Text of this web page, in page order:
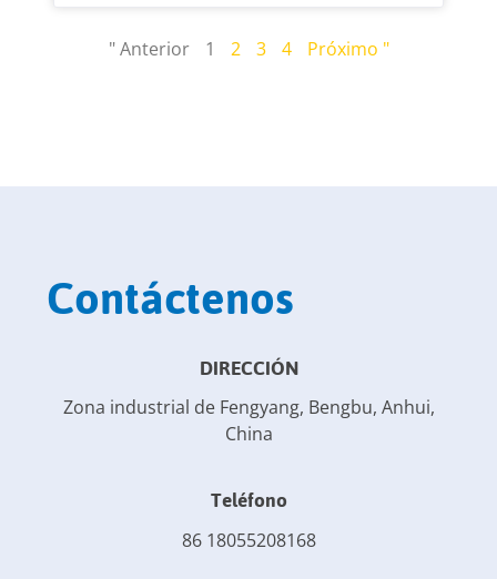
" Anterior 1 2 3 4 Próximo "
Contáctenos
DIRECCIÓN
Zona industrial de Fengyang, Bengbu, Anhui,
China
Teléfono
86 18055208168